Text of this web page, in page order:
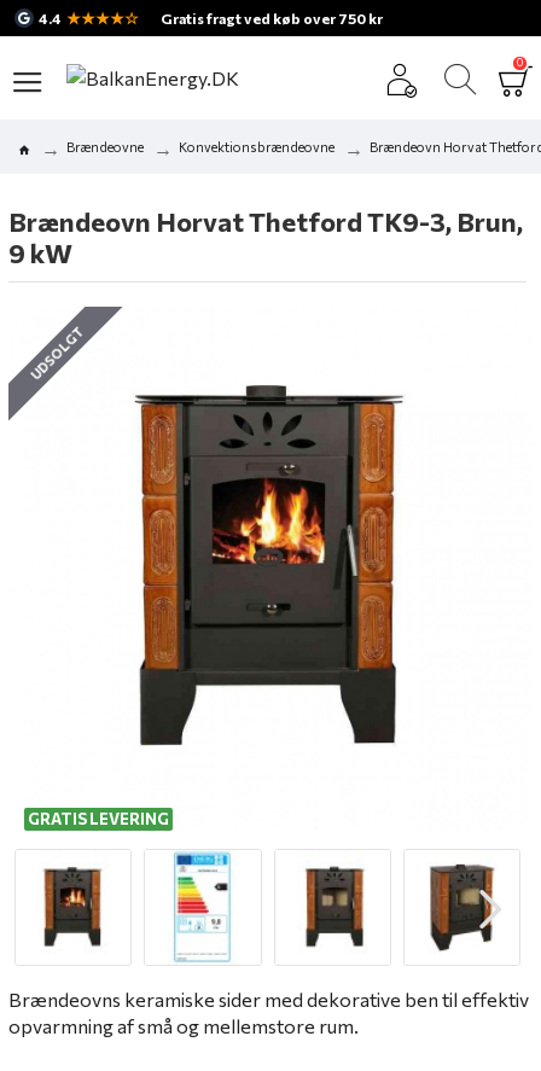
4.4 ★★★★☆ Gratis fragt ved køb over 750 kr
0
Brændeovne Konvektionsbrændeovne Brændeovn Horvat
Brændeovn Horvat Thetford TK9-3, Brun,
9 kW
GRATIS LEVERING
UDSOLGT
Brændeovns keramiske sider med dekorative ben til effektiv
opvarmning af små og mellemstore rum.